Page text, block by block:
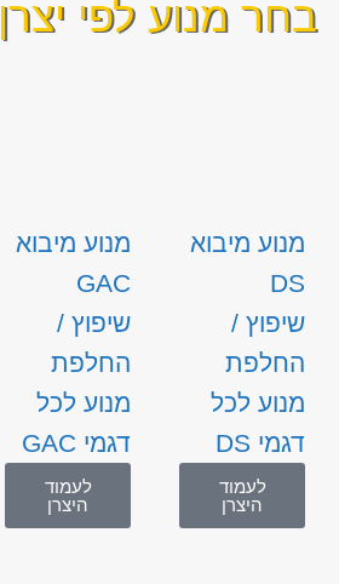
בחר מנוע לפי
מנוע מיבוא
DS
שיפוץ /
החלפת
מנוע לכל
דגמי DS
לעמוד
היצרן
מנוע מיבוא
GAC
שיפוץ /
החלפת
מנוע לכל
דגמי GAC
לעמוד
היצרן